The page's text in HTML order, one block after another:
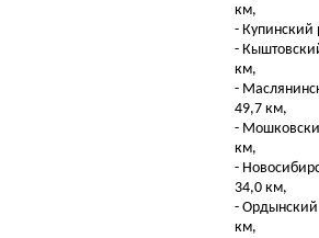
км,
- Купинский
-
км,
-
49,7 км,
-
км,
-
34,0 км,
- Ордынский
км,